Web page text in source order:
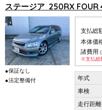
ステージア 250RX
●保証なし
●法定整備付
支払総
本体価
諸費用
※支払総